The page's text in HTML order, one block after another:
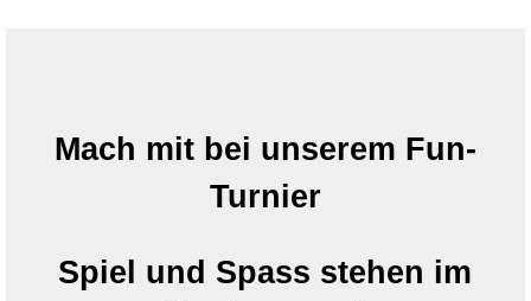
Mach mit bei unserem Fun-
Turnier
Spiel und Spass stehen im